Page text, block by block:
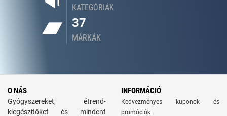
KATEGÓRIÁK
37
MÁRKÁK
O NÁS
Gyógyszereket, étrend-
kiegészítőket és mindent
INFORMÁCIÓ
Kedvezményes kuponok és
promóciók